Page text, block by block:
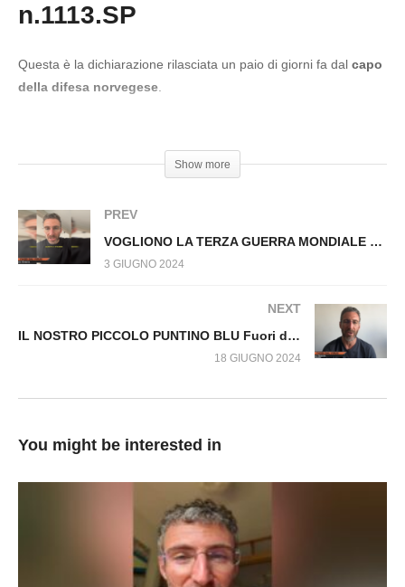
PALESTINA Fuori dal Virus n.1095.SP
n.1113.SP
Questa è la dichiarazione rilasciata un paio di giorni fa dal capo
della difesa norvegese.
Show more
PREV
VOGLIONO LA TERZA GUERRA MONDIALE Fuori dal Virus n.1104.SP
3 GIUGNO 2024
NEXT
IL NOSTRO PICCOLO PUNTINO BLU Fuori dal Virus n.1129.SP
18 GIUGNO 2024
You might be interested in